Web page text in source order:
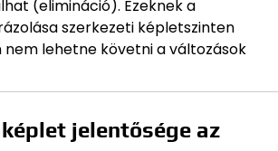
(elimináció). Ezeknek a
szerkezeti képletszinten
lehetne követni a változások
jelentősége az